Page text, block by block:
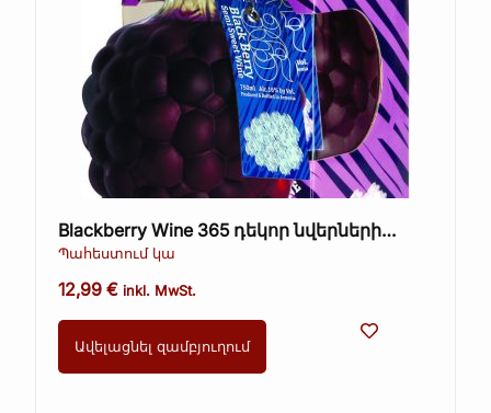
Blackberry Wine 365 դեկոր նվերների
տուփի մեջ
Պահեստում կա
12,99€ inkl. MwSt.
Ավելացնել զամբյուղում